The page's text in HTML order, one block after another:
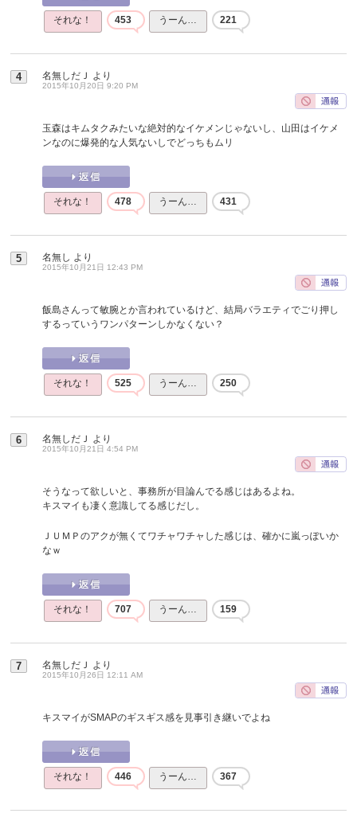
それな！ 453 うーん… 221
4 名無しだＪ より
2015年10月20日 9:20 PM
玉森はキムタクみたいな絶対的なイケメンじゃないし、山田はイケメ
ンなのに爆発的な人気ないしでどっちもムリ
それな！ 478 うーん… 431
5 名無し より
2015年10月21日 12:43 PM
飯島さんって敏腕とか言われているけど、結局バラエティでごり押し
するっていうワンパターンしかなくない？
それな！ 525 うーん… 250
6 名無しだＪ より
2015年10月21日 4:54 PM
そうなって欲しいと、事務所が目論んでる感じはあるよね。
キスマイも凄く意識してる感じだし。
ＪＵＭＰのアクが無くてワチャワチャした感じは、確かに嵐っぽいか
なｗ
それな！ 707 うーん… 159
7 名無しだＪ より
2015年10月26日 12:11 AM
キスマイがSMAPのギスギス感を見事引き継いでよね
それな！ 446 うーん… 367